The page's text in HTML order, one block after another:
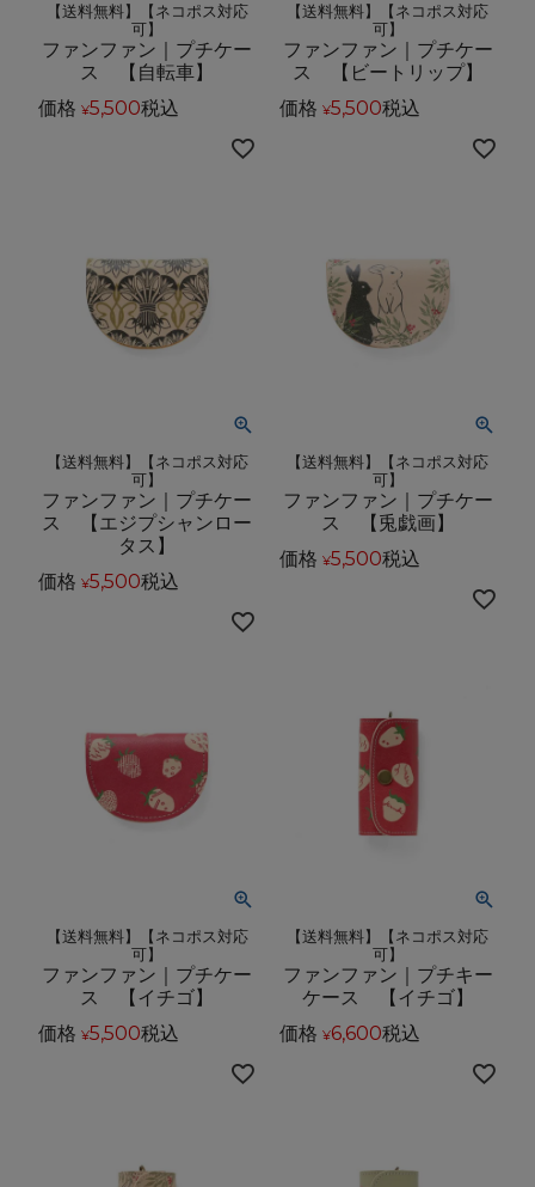
【送料無料】【ネコポス対応
可】
ファンファン｜プチケー
ス 【自転車】
価格 ¥5,500税込
【送料無料】【ネコポス対応
可】
ファンファン｜プチケー
ス 【ビートリップ】
価格 ¥5,500税込
【送料無料】【ネコポス対応
可】
ファンファン｜プチケー
ス 【エジプシャンロー
タス】
価格 ¥5,500税込
【送料無料】【ネコポス対応
可】
ファンファン｜プチケー
ス 【兎戯画】
価格 ¥5,500税込
【送料無料】【ネコポス対応
可】
ファンファン｜プチケー
ス 【イチゴ】
価格 ¥5,500税込
【送料無料】【ネコポス対応
可】
ファンファン｜プチキー
ケース 【イチゴ】
価格 ¥6,600税込